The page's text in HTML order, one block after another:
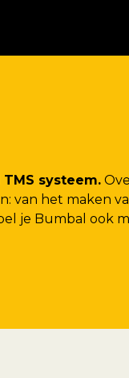
systeem.
van het maken
je Bumbal ook